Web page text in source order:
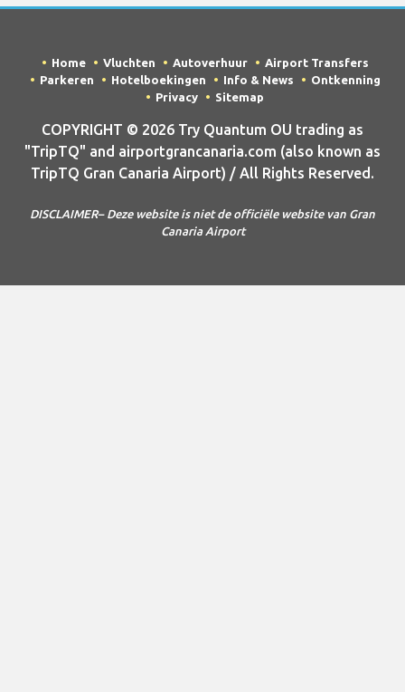
Home Vluchten Autoverhuur
Airport Transfers
Parkeren
Hotelboekingen Info & News
Ontkenning
Privacy
Sitemap
COPYRIGHT © 2026 Try Quantum OU trading as
"TripTQ" and airportgrancanaria.com (also known as
TripTQ Gran Canaria Airport) / All Rights Reserved.
DISCLAIMER– Deze website is niet de officiële website van Gran
Canaria Airport